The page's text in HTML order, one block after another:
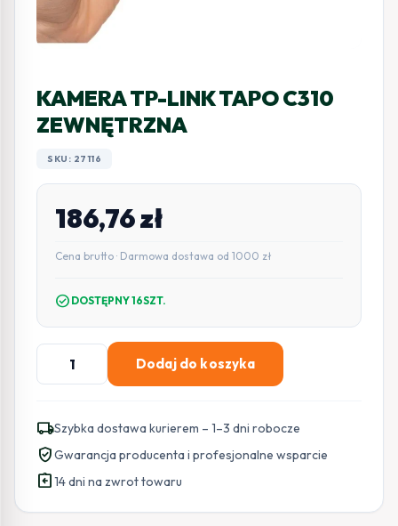
KAMERA TP-LINK TAPO C310
ZEWNĘTRZNA
SKU: 27116
186,76zł
Cena brutto · Darmowa dostawa od 1000 zł
check_circle DOSTĘPNY 16SZT.
ilość
KAMERA
LINK
TAPO
C310
ZEWNĘTRZNA
Dodaj do koszyka
local_shippingSzybka dostawa kurierem – 1–3 dni robocze
verified_userGwarancja producenta i profesjonalne wsparcie
assignment_return14 dni na zwrot towaru